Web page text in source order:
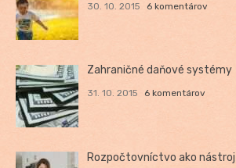
30. 10. 2015 6 komentárov
Zahraničné daňové systémy
31. 10. 2015 6 komentárov
Rozpočtovníctvo ako